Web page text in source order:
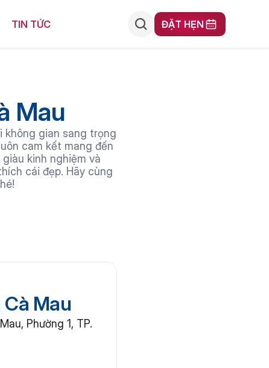
Mau
không gian sang trọng
cam kết mang đến
kinh nghiệm và
cái đẹp. Hãy cùng
Mau
Phường 1, TP.
TIN TỨC ĐẶT HẸN